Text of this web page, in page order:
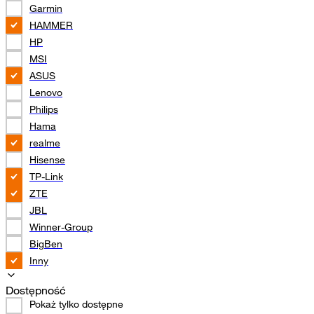
Garmin
HAMMER
HP
MSI
ASUS
Lenovo
Philips
Hama
realme
Hisense
TP-Link
ZTE
JBL
Winner-Group
BigBen
Inny
Dostępność
Pokaż tylko dostępne